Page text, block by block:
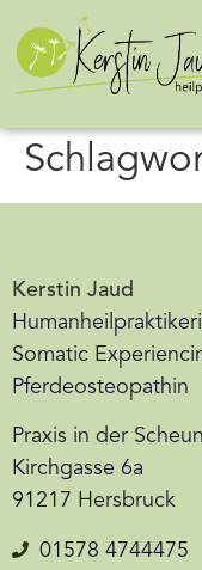
Kerstin Jaud
Somatic
Pferdeosteopathin
Praxis in der
Kirchgasse 6a
91217 Hersbruck
01578 4744475